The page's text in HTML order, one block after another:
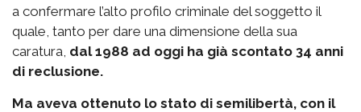
a confermare l’alto profilo criminale del soggetto il
quale, tanto per dare una dimensione della sua
caratura, dal 1988 ad oggi ha già scontato 34 anni
di reclusione.
Ma aveva ottenuto lo stato di semilibertà, con il